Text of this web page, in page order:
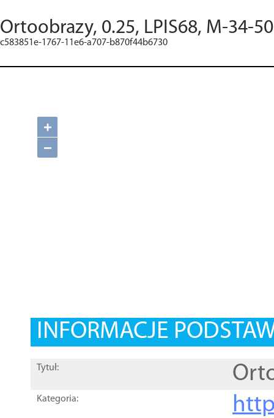
Ortoobrazy, 0.25, LPIS68, M-34-
c583851e-1767-11e6-a707-b870f44b6730
+
−
INFORMACJE
Tytuł:
Kategoria: